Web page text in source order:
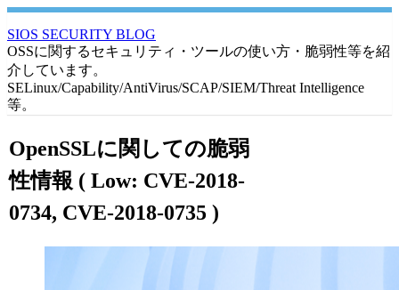
SIOS SECURITY BLOG
OSSに関するセキュリティ・ツールの使い方・脆弱性等を紹
介しています。
SELinux/Capability/AntiVirus/SCAP/SIEM/Threat Intelligence
等。
OpenSSLに関しての脆弱
性情報 ( Low: CVE-2018-
0734, CVE-2018-0735 )